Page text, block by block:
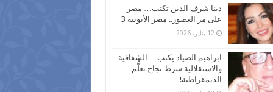
دينا شرف الدين تكتب… مصر
على مر العصور.. مصر الأيوبية 3
12 يناير، 2026
ابراهيم الصياد يكتب… الشفافية
والاستقلالية شرط نجاح تعلُّم
الديمقراطية!